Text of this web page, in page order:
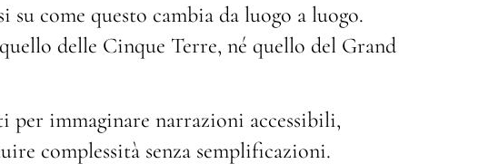
su come questo cambia da luogo a luogo.
delle Cinque Terre, né quello del Grand
per immaginare narrazioni accessibili,
complessità senza semplificazioni.